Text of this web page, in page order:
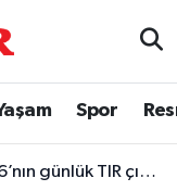
Spor
çıkış rekoru kırıldı